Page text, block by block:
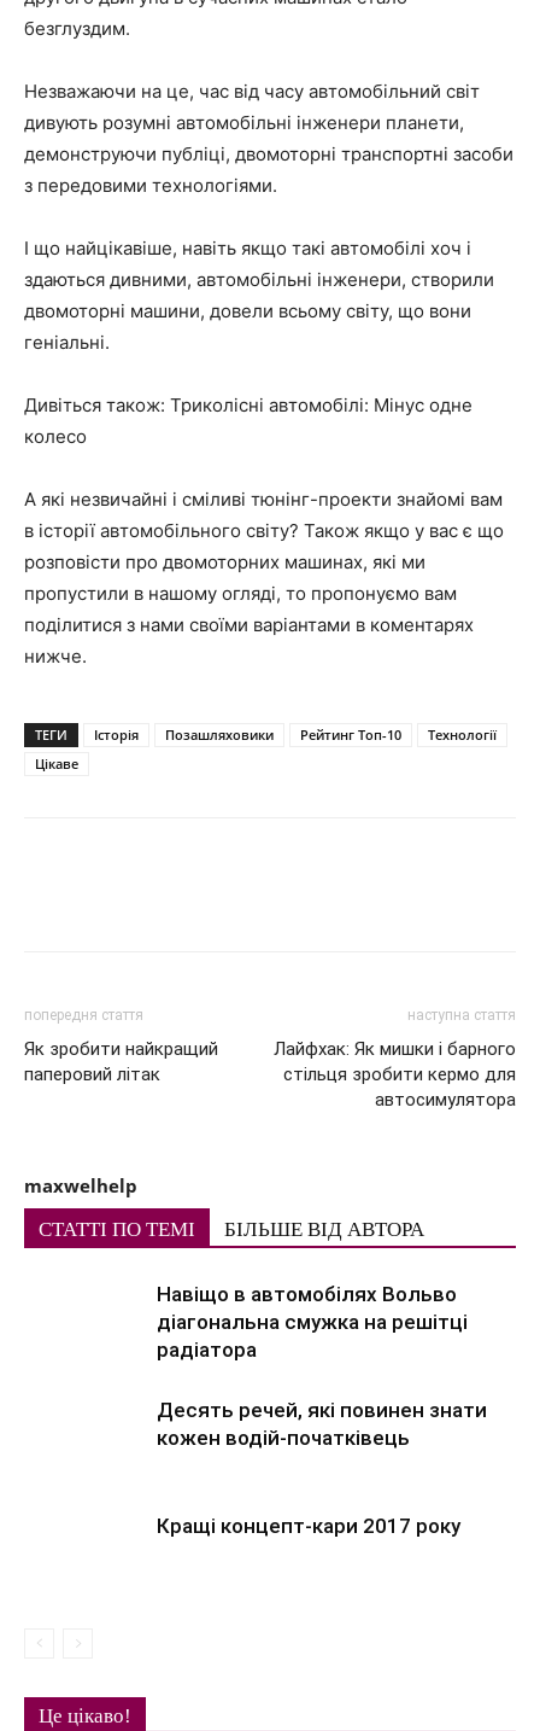
безглуздим.
Незважаючи на це, час від часу автомобільний світ
дивують розумні автомобільні інженери планети,
демонструючи публіці, двомоторні транспортні засоби
з передовими технологіями.
І що найцікавіше, навіть якщо такі автомобілі хоч і
здаються дивними, автомобільні інженери, створили
двомоторні машини, довели всьому світу, що вони
геніальні.
Дивіться також: Триколісні автомобілі: Мінус одне
колесо
А які незвичайні і сміливі тюнінг-проекти знайомі вам
в історії автомобільного світу? Також якщо у вас є що
розповісти про двомоторних машинах, які ми
пропустили в нашому огляді, то пропонуємо вам
поділитися з нами своїми варіантами в коментарях
нижче.
ТЕГИ Історія Позашляховики Рейтинг Топ-10
Технології
Цікаве
попередня стаття
Як зробити найкращий
паперовий літак
наступна стаття
Лайфхак: Як мишки і барного
стільця зробити кермо для
автосимулятора
maxwelhelp
СТАТТІ ПО ТЕМІ БІЛЬШЕ ВІД АВТОРА
Навіщо в автомобілях Вольво
діагональна смужка на решітці
радіатора
Десять речей, які повинен знати
кожен водій-початківець
Кращі концепт-кари 2017 року
Це цікаво!